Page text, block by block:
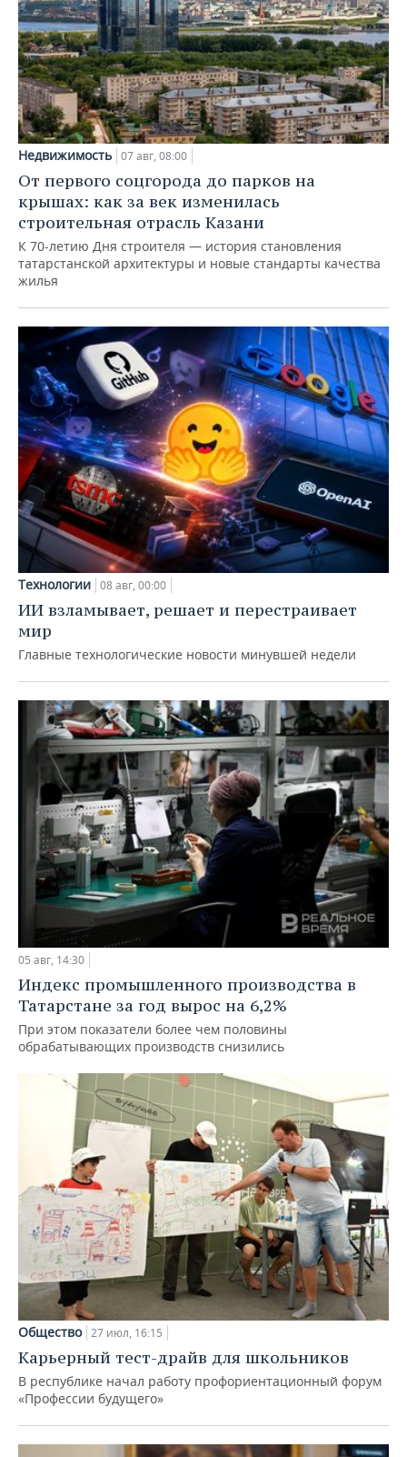
Недвижимость 07 авг, 08:00
От первого соцгорода до парков на
крышах: как за век изменилась
строительная отрасль Казани
К 70-летию Дня строителя — история становления
татарстанской архитектуры и новые стандарты качества
жилья
Технологии 08 авг, 00:00
ИИ взламывает, решает и перестраивает
мир
Главные технологические новости минувшей недели
05 авг, 14:30
Индекс промышленного производства в
Татарстане за год вырос на 6,2%
При этом показатели более чем половины
обрабатывающих производств снизились
Общество 27 июл, 16:15
Карьерный тест-драйв для школьников
В республике начал работу профориентационный форум
«Профессии будущего»